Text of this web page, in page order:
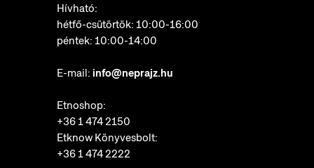
Hívható:
hétfő-csütörtök: 10:00-16:00
péntek: 10:00-14:00
E-mail: info@neprajz.hu
Etnoshop:
+36 1 474 2150
Etknow Könyvesbolt:
+36 1 474 2222